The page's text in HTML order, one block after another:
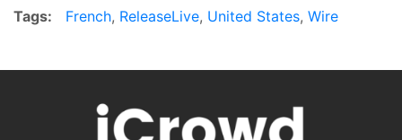
Tags: French, ReleaseLive, United States, Wire